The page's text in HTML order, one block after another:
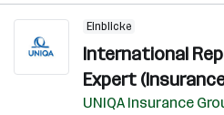
Einblicke
International
Expert
UNIQA Insurance